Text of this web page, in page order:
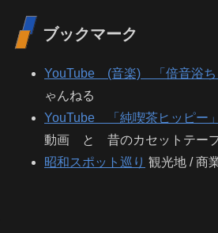
ブックマーク
YouTube (音楽) 「倍音浴ち
ゃんねる
YouTube 「純喫茶ヒッピー」
動画 と 昔のカセットテー
昭和スポット巡り 観光地 / 商